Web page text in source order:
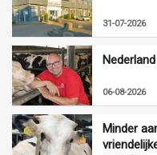
31-07-2026
06-08-2026
Minder